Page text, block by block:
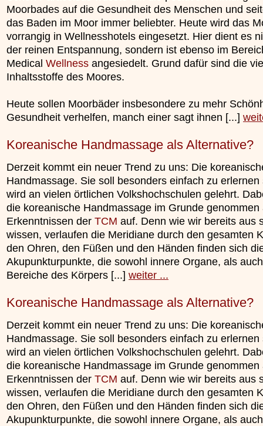
Moorbades auf die Gesundheit des Menschen und
das Baden im Moor immer beliebter. Heute wird das
vorrangig in Wellnesshotels eingesetzt. Hier dient es
der reinen Entspannung, sondern ist ebenso im
Medical Wellness angesiedelt. Grund dafür sind die
Inhaltsstoffe des Moores.
Heute sollen Moorbäder insbesondere zu mehr
Gesundheit verhelfen, manch einer sagt ihnen [...]
Koreanische Handmassage als Alternative?
Derzeit kommt ein neuer Trend zu uns: Die
Handmassage. Sie soll besonders einfach zu erlernen
wird an vielen örtlichen Volkshochschulen gelehrt.
die koreanische Handmassage im Grunde genommen
Erkenntnissen der TCM auf. Denn wie wir bereits aus
wissen, verlaufen die Meridiane durch den gesamten
den Ohren, den Füßen und den Händen finden sich
Akupunkturpunkte, die sowohl innere Organe, als
Bereiche des Körpers [...] weiter ...
Koreanische Handmassage als Alternative?
Derzeit kommt ein neuer Trend zu uns: Die
Handmassage. Sie soll besonders einfach zu erlernen
wird an vielen örtlichen Volkshochschulen gelehrt.
die koreanische Handmassage im Grunde genommen
Erkenntnissen der TCM auf. Denn wie wir bereits aus
wissen, verlaufen die Meridiane durch den gesamten
den Ohren, den Füßen und den Händen finden sich
Akupunkturpunkte, die sowohl innere Organe, als